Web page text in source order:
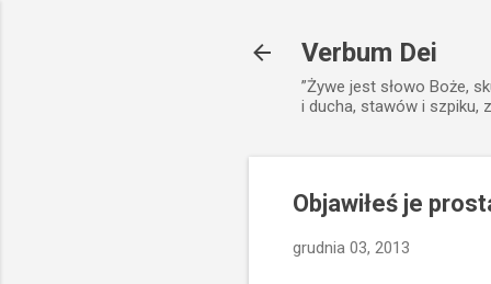
Verbum Dei
”Żywe jest słowo Boże,
i ducha, stawów i szpiku,
Objawiłeś je
grudnia 03, 2013